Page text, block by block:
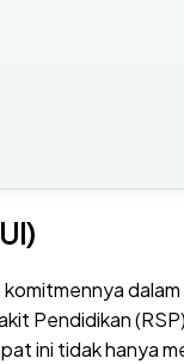
Pendidikan
ini tidak hanya